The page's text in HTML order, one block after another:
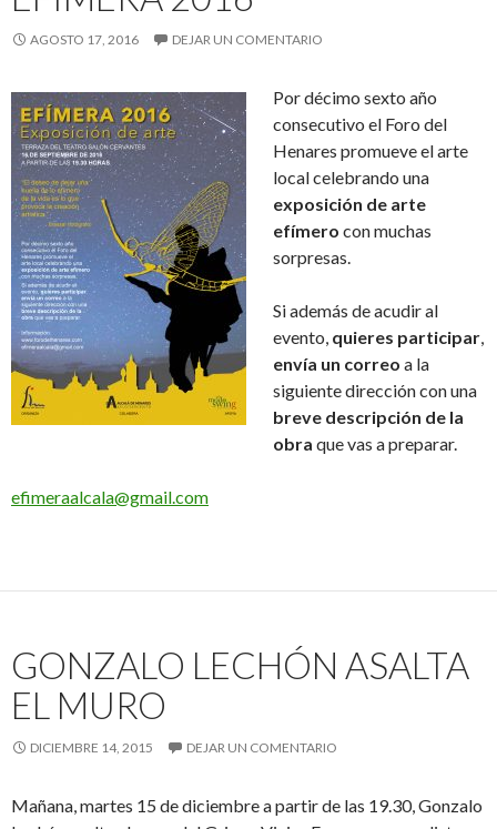
AGOSTO 17, 2016 DEJAR UN COMENTARIO
Por décimo sexto año
consecutivo el Foro del
Henares promueve el arte
local celebrando una
exposición de arte
efímero con muchas
sorpresas.
Si además de acudir al
evento, quieres participar,
envía un correo a la
siguiente dirección con una
breve descripción de la
obra que vas a preparar.
efimeraalcala@gmail.com
GONZALO LECHÓN ASALTA
EL MURO
DICIEMBRE 14, 2015 DEJAR UN COMENTARIO
Mañana, martes 15 de diciembre a partir de las 19.30, Gonzalo